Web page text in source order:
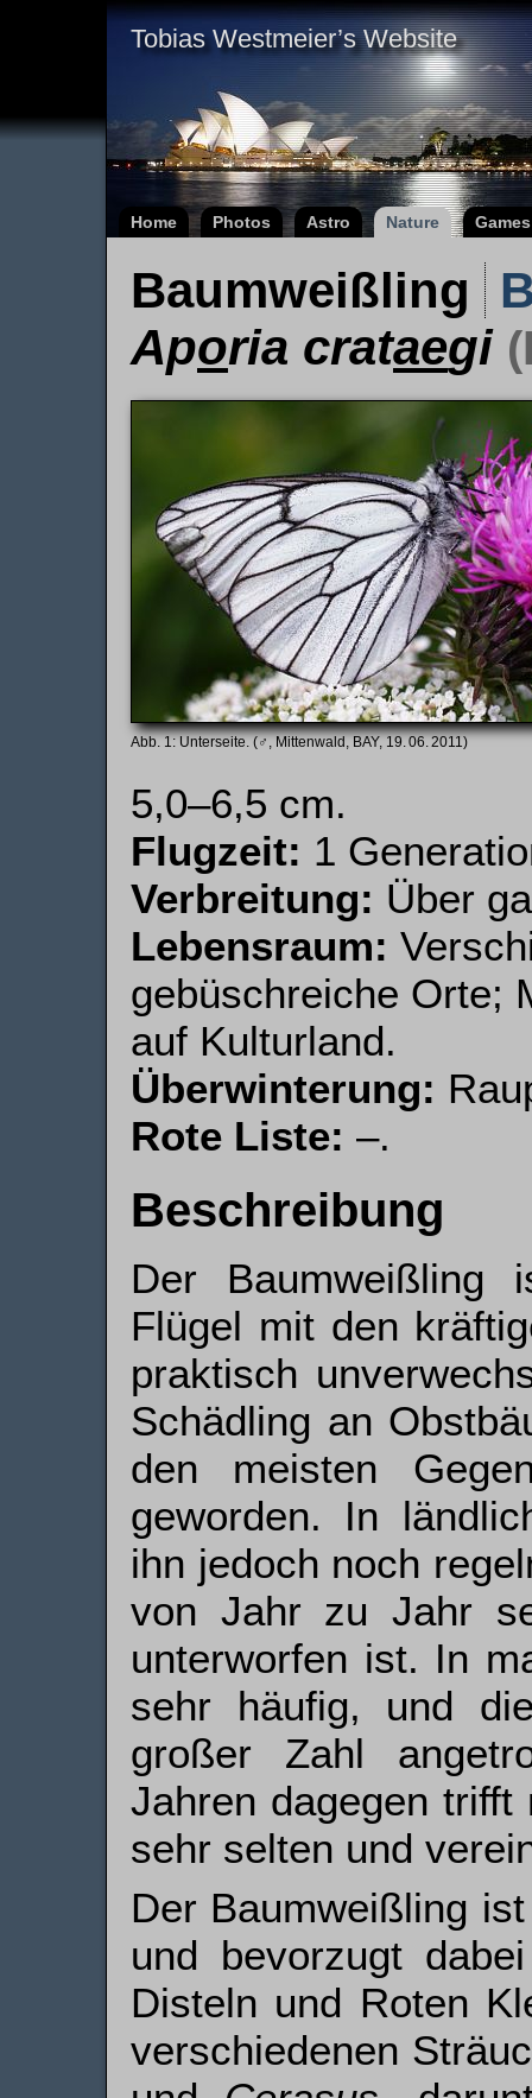
Tobias Westmeier’s Website
Home Photos Astro Nature Games
Baumweißling
Aporia crataegi
Unterseite. (♂, Mittenwald, BAY, 19. 06. 2011)
5,0–6,5 cm.
Flugzeit: 1
Verbreitung: Über
Lebensraum:
gebüschreiche Orte;
auf Kulturland.
Überwinterung:
Rote Liste: –.
Beschreibung
Der Baumweißling
Flügel mit den
praktisch
Schädling an
den meisten
geworden. In
ihn jedoch noch
von Jahr zu Jahr
unterworfen ist. In
sehr häufig, und
großer Zahl
Jahren dagegen
sehr selten und
Der Baumweißling
und bevorzugt
Disteln und Roten
verschiedenen